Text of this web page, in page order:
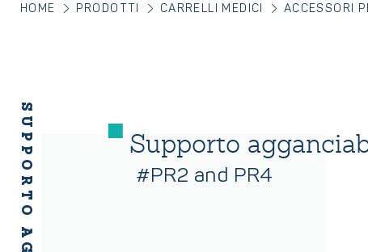
HOME PRODOTTI CARRELLI MEDICI ACCESSORI
Supporto
#PR2 and PR4